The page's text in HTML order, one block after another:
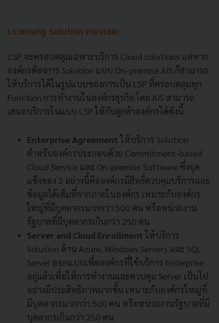
Licensing Solution Provider
CSP จะครอบคลุมเฉพาะบริการ Cloud solutions แต่หาก
องค์กรต้องการ Solution แบบ On-premise AIS ก็สามารถ
ให้บริการได้ในรูปแบบของการเป็น LSP ที่ครอบคลุมทุก
Function การทำงานในองค์กรธุรกิจ โดย AIS สามารถ
เสนอบริการในแบบ LSP ให้กับลูกค้าองค์กรได้ดังนี้
Enterprise Agreementให้บริการ Solution
สำหรับองค์กรประกอบด้วย Commitment-based
Cloud Service และ On-premise Software ซึ่งจุด
แข็งของ 2 อย่างนี้คือองค์กรมีสิทธิ์ควบคุมบริการและ
ข้อมูลได้เต็มที่จากภายในองค์กร เหมาะกับองค์กร
ใหญ่ที่มีบุคลากรมากกว่า 500 คน หรือหน่วยงาน
รัฐบาลที่มีบุคลากรเกินกว่า 250 คน
Server and Cloud Enrollmentให้บริการ
Solution ด้าน Azure, Windows Servers และ SQL
Server ออกแบบเพื่อองค์กรที่ใช้บริการ Enterprise
อยู่แล้วเพื่อให้การทำงานและควบคุม Server เป็นไป
อย่างมีประสิทธิภาพมากขึ้น เหมาะกับองค์กรใหญ่ที่
มีบุคลากรมากกว่า 500 คน หรือหน่วยงานรัฐบาลที่มี
บุคลากรเกินกว่า 250 คน